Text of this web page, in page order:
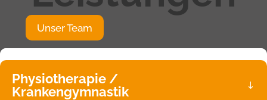
Unser Team
Physiotherapie /
Krankengymnastik